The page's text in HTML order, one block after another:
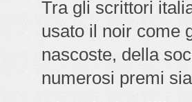
Tra gli scrittori
usato il noir come
nascoste, della
numerosi premi